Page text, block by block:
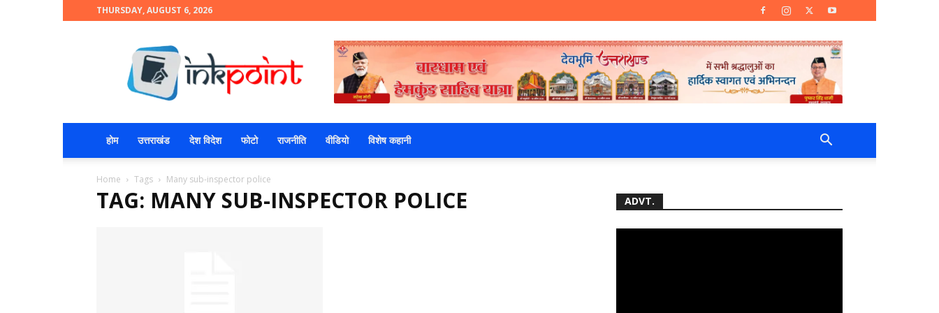
THURSDAY, AUGUST 6, 2026
होम उत्तराखंड देश विदेश फोटो राजनीति वीडियो विशेष कहानी
Home Tags Many sub-inspector police
TAG: MANY SUB-INSPECTOR POLICE ADVT.